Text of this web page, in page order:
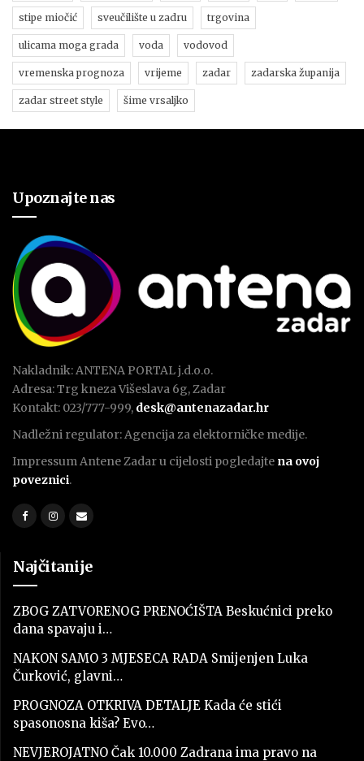
stipe miočić sveučilište u zadru trgovina
ulicama moga grada voda vodovod
vremenska prognoza vrijeme zadar zadarska županija
zadar street style šime vrsaljko
Upoznajte nas
Nakladnik: ANTENA PORTAL j.d.o.o.
Adresa: Trg kneza Višeslava 6g, Zadar
Kontakt: 023/777-999, desk@antenazadar.hr
Nadležni regulator: Agencija za elektorničke medije.
Impressum Antene Zadar u cijelosti pogledajte na ovoj
poveznici.
Najčitanije
ZBOG ZATVORENOG PRENOĆIŠTA Beskućnici preko
dana spavaju i…
NAKON SAMO 3 MJESECA RADA Smijenjen Luka
Čurković, glavni…
PROGNOZA OTKRIVA DETALJE Kada će stići
spasonosna kiša? Evo…
NEVJEROJATNO Čak 10.000 Zadrana ima pravo na